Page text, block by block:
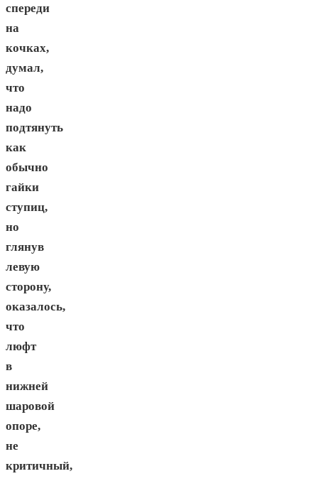
спереди
на
кочках,
думал,
что
надо
подтянуть
как
обычно
гайки
ступиц,
но
глянув
левую
сторону,
оказалось,
что
люфт
в
нижней
шаровой
опоре,
не
критичный,